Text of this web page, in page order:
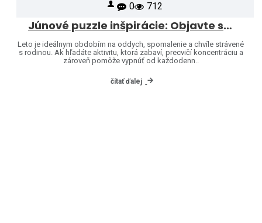
0 712
Júnové puzzle inšpirácie: Objavte svet značiek Heye a Jumbo
Leto je ideálnym obdobím na oddych, spomalenie a chvíle strávené
s rodinou. Ak hľadáte aktivitu, ktorá zabaví, precvičí koncentráciu a
zároveň pomôže vypnúť od každodenn..
čítať ďalej